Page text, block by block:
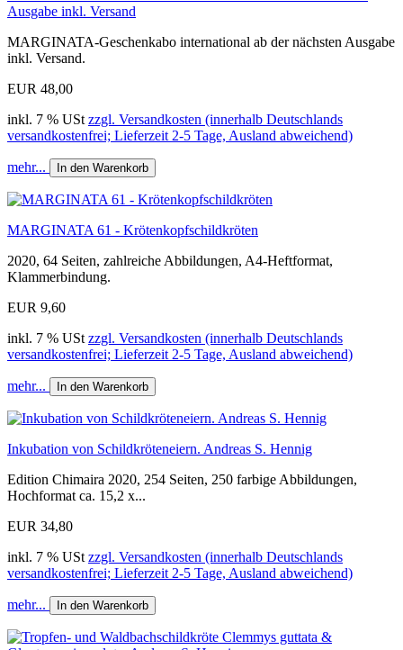
Ausgabe inkl. Versand
MARGINATA-Geschenkabo international ab der nächsten Ausgabe
inkl. Versand.
EUR 48,00
inkl. 7 % USt zzgl. Versandkosten (innerhalb Deutschlands
versandkostenfrei; Lieferzeit 2-5 Tage, Ausland abweichend)
mehr... In den Warenkorb
MARGINATA 61 - Krötenkopfschildkröten
2020, 64 Seiten, zahlreiche Abbildungen, A4-Heftformat,
Klammerbindung.
EUR 9,60
inkl. 7 % USt zzgl. Versandkosten (innerhalb Deutschlands
versandkostenfrei; Lieferzeit 2-5 Tage, Ausland abweichend)
mehr... In den Warenkorb
Inkubation von Schildkröteneiern. Andreas S. Hennig
Edition Chimaira 2020, 254 Seiten, 250 farbige Abbildungen,
Hochformat ca. 15,2 x...
EUR 34,80
inkl. 7 % USt zzgl. Versandkosten (innerhalb Deutschlands
versandkostenfrei; Lieferzeit 2-5 Tage, Ausland abweichend)
mehr... In den Warenkorb